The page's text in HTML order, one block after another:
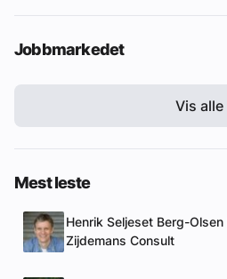
Jobbmarkedet
Vis alle
Mest leste
Henrik Seljeset Berg-
Zijdemans Consult